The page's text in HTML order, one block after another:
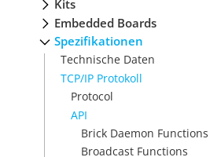
Kits
Embedded Boards
Spezifikationen
Technische Daten
TCP/IP Protokoll
Protocol
API
Brick Daemon Functions
Broadcast Functions